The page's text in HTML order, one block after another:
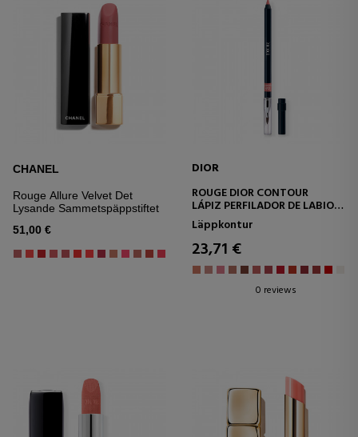
CHANEL
Rouge Allure Velvet Det
Lysande Sammetspäppstiftet
51,00 €
DIOR
ROUGE DIOR CONTOUR
LÁPIZ PERFILADOR DE LABIOS
QUE NO TRANSFIERE - LARGA
DURACIÓN
Läppkontur
23,71 €
0 reviews